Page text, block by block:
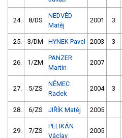
24. 8/DS
NEDVĚD
Matěj
2001 3
25. 3/DM HYNEK Pavel 2003 3
26. 1/ZM
PANZER
Martin
2007
27. 5/ZS
NĚMEC
Radek
2004 3
28. 6/ZS JIŘÍK Matěj 2005
29. 7/ZS
PELIKÁN
Václav
2005